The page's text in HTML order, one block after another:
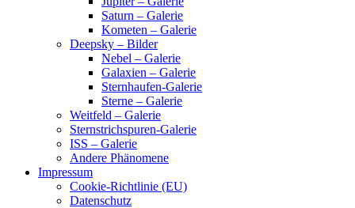
Saturn – Galerie
Kometen – Galerie
Deepsky – Bilder
Nebel – Galerie
Galaxien – Galerie
Sternhaufen-Galerie
Sterne – Galerie
Weitfeld – Galerie
Sternstrichspuren-Galerie
ISS – Galerie
Andere Phänomene
Impressum
Cookie-Richtlinie (EU)
Datenschutz